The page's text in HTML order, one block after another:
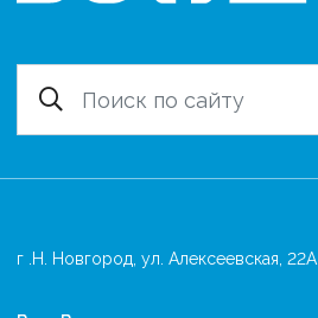
г .Н. Новгород, ул. Алексеевская, 22А